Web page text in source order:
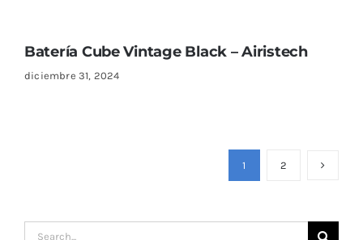
Batería Cube Vintage Black – Airistech
diciembre 31, 2024
1 2
Search